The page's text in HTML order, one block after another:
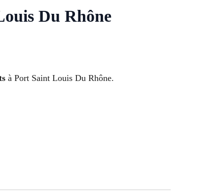
Du Rhône
à Port Saint Louis Du Rhône.